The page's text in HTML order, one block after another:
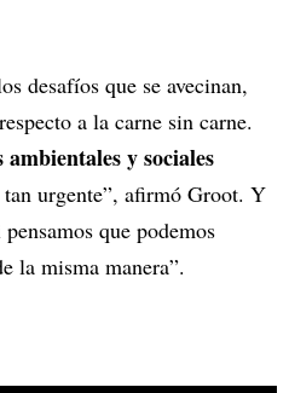
desafíos que se avecinan,
a la carne sin carne.
y sociales
urgente”, afirmó Groot. Y
que podemos
la misma manera”.